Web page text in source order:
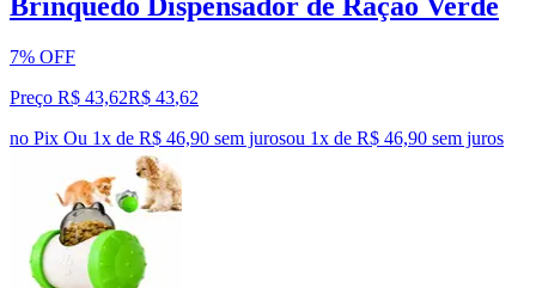
7% OFF
Preço R$ 43,62R$ 43,62
no Pix Ou 1x de R$ 46,90 sem jurosou 1x de R$ 46,90 sem juros